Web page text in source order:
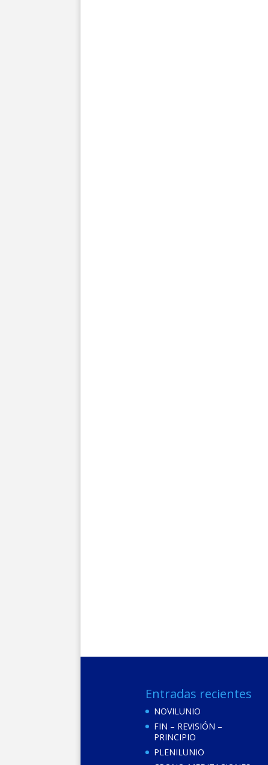
Entradas recientes
NOVILUNIO
FIN – REVISIÓN –
PRINCIPIO
PLENILUNIO